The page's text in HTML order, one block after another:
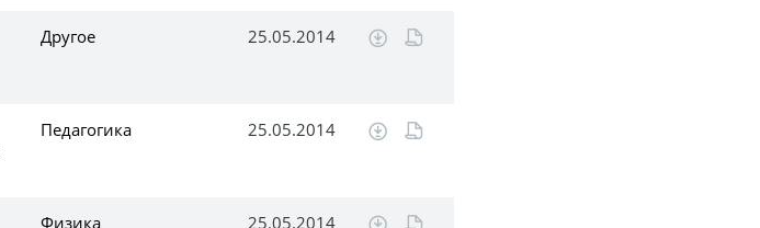
Другое 25.05.2014
Педагогика 25.05.2014
Физика 25.05.2014